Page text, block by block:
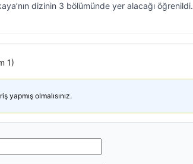
dizinin 3 bölümünde yer alacağı öğrenildi.
1)
yapmış olmalısınız.